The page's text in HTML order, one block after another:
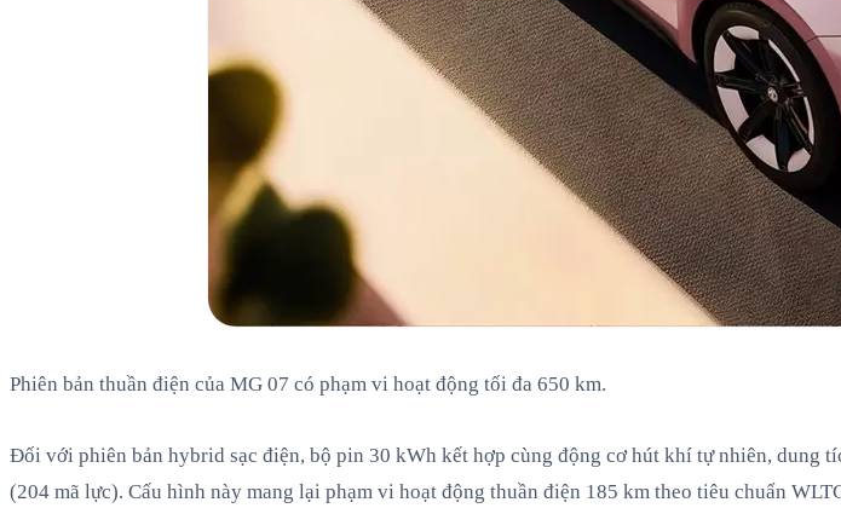
Phiên bản thuần điện của MG 07 có phạm vi hoạt động tối đa 650 km.
Đối với phiên bản hybrid sạc điện, bộ pin 30 kWh kết hợp cùng động cơ hút khí tự nhiên, dung
(204 mã lực). Cấu hình này mang lại phạm vi hoạt động thuần điện 185 km theo tiêu chuẩn